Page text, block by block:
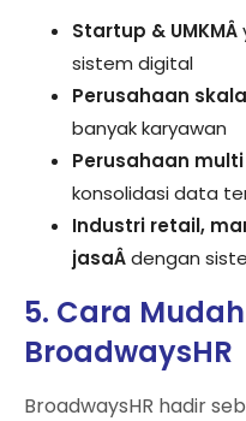
Startup & UMKMÂ
sistem digital
Perusahaan
banyak karyawan
Perusahaan
konsolidasi data
Industri retail,
jasaÂdengan
5. Cara
BroadwaysHR
BroadwaysHR hadir